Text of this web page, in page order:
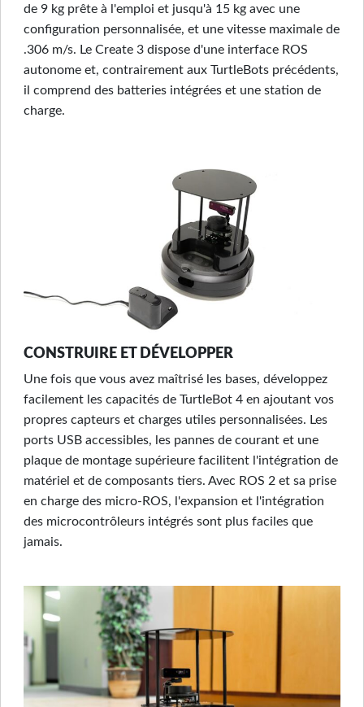
de 9 kg prête à l'emploi et jusqu'à 15 kg avec une
configuration personnalisée, et une vitesse maximale de
.306 m/s. Le Create 3 dispose d'une interface ROS
autonome et, contrairement aux TurtleBots précédents,
il comprend des batteries intégrées et une station de
charge.
CONSTRUIRE ET DÉVELOPPER
Une fois que vous avez maîtrisé les bases, développez
facilement les capacités de TurtleBot 4 en ajoutant vos
propres capteurs et charges utiles personnalisées. Les
ports USB accessibles, les pannes de courant et une
plaque de montage supérieure facilitent l'intégration de
matériel et de composants tiers. Avec ROS 2 et sa prise
en charge des micro-ROS, l'expansion et l'intégration
des microcontrôleurs intégrés sont plus faciles que
jamais.